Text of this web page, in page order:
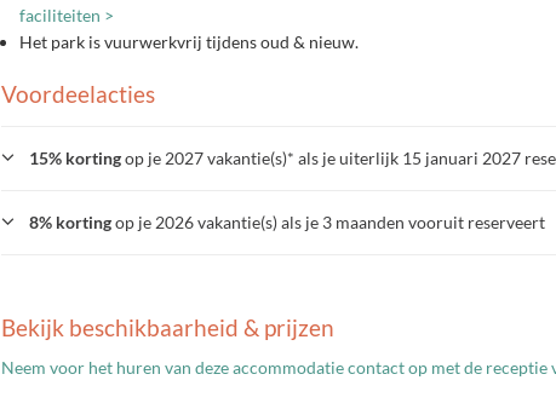
faciliteiten >
Het park is vuurwerkvrij tijdens oud & nieuw.
Voordeelacties
15% kortingop je 2027 vakantie(s)* als je uiterlijk 15 januari 2027
8% kortingop je 2026 vakantie(s) als je 3 maanden vooruit reserveert
Bekijk beschikbaarheid & prijzen
Neem voor het huren van deze accommodatie contact op met de receptie